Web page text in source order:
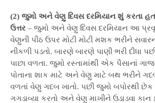
(2) જુમો અને વેણુ દિવસ દરમિયાન શું કરતા
ઉત્તર – જુમો અને વેણુ દિવસ દરમિયાન આ
વેણુની પીઠ ઉપર મોટી મોટી મશક ભરીને
નીકળી પડતો. બારણે બારણે પાણી ભરી દીધા
પાછા વળતા. જુમો રસ્તામાંથી એક પૈસાનાં
પોતાના શાક માટે અને વેણુ માટે બથ ભરીને ગદબ
વળતાં વેણુ ગદબ ખાતો. પછી જુમો બપોરથી છેક
ગગડાવ્યા કરતો અને વેણુ માખીને ઉડાડવા